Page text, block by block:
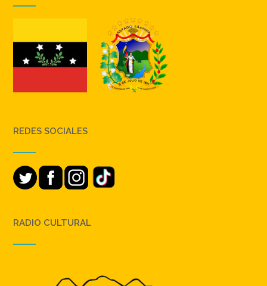
REDES SOCIALES
RADIO CULTURAL